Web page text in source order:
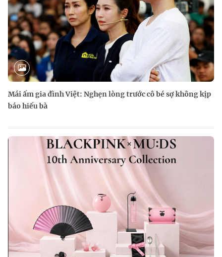
Mái ấm gia đình Việt: Nghẹn lòng trước cô bé sợ không kịp
báo hiếu bà